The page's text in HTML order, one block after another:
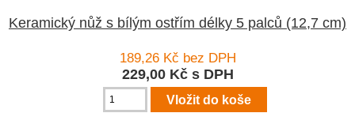
Keramický nůž s bílým ostřím délky 5 palců (12,7 cm)
189,26 Kč bez DPH
229,00 Kč s DPH